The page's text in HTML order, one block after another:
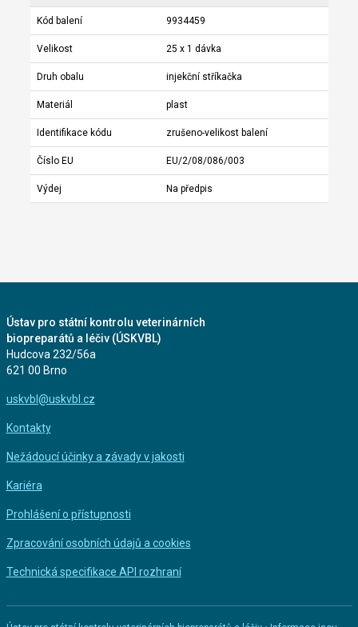
Kód balení 9934459
Velikost 25 x 1 dávka
Druh obalu injekční stříkačka
Materiál plast
Identifikace kódu zrušeno-velikost balení
Číslo EU EU/2/08/086/003
Výdej Na předpis
Ústav pro státní kontrolu veterinárních
biopreparátů a léčiv (ÚSKVBL)
Hudcova 232/56a
621 00 Brno
uskvbl@uskvbl.cz
Kontakty
Nežádoucí účinky a závady v jakosti
Kariéra
Prohlášení o přístupnosti
Zpracování osobních údajů a cookies
Technická specifikace API rozhraní